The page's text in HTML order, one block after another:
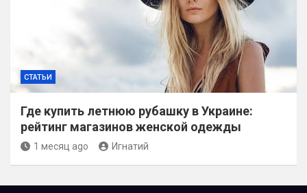
СТАТЬИ
Где купить летнюю рубашку в Украине:
рейтинг магазинов женской одежды
1 месяц ago Игнатий